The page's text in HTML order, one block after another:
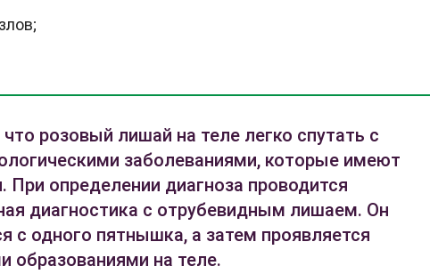
розовый лишай на теле легко спутать с
заболеваниями, которые имеют
При определении диагноза проводится
диагностика с отрубевидным лишаем. Он
с одного пятнышка, а затем проявляется
образованиями на теле.